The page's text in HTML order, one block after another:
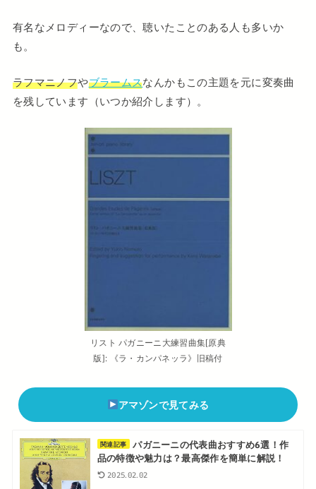
有名なメロディーなので、聴いたことのある人も多いか
も。
ラフマニノフやブラームスなんかもこの主題を元に変奏曲
を残しています（いつか紹介します）。
リスト パガニーニ大練習曲集[原典
版]: 《ラ・カンパネッラ》旧稿付
アマゾンで見てみる
関連記事
パガニーニの代表曲おすすめ6選！作
品の特徴や魅力は？最高傑作を簡単に解説！
2025.02.02